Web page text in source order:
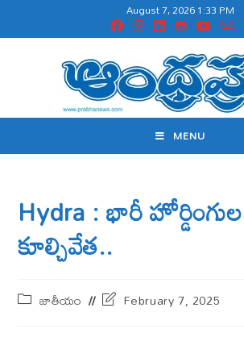
August 7, 2026 1:33 PM
MENU
Hydra : భారీ హోర్డింగుల
కూల్చివేత..
జాతీయం February 7, 2025